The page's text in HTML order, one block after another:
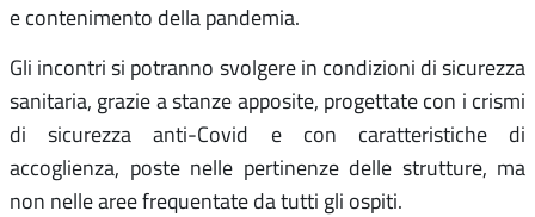
e contenimento della pandemia.
Gli incontri si potranno svolgere in condizioni di sicurezza
sanitaria, grazie a stanze apposite, progettate con i crismi
di sicurezza anti-Covid e con caratteristiche di
accoglienza, poste nelle pertinenze delle strutture, ma
non nelle aree frequentate da tutti gli ospiti.